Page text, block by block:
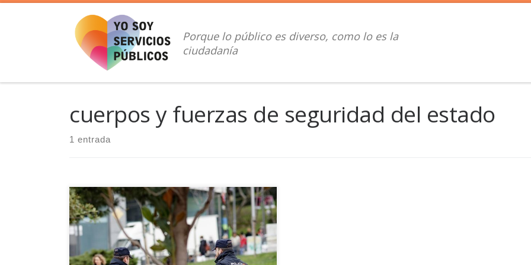
Saltar al contenido
Porque lo público es diverso, como lo es la
ciudadanía
cuerpos y fuerzas de seguridad del estado
1 entrada
Daniel Wagman, reconocido activista, se colocó en
2006 frente a representantes de los grandes
servicios policiales de España para decirles que,
como buena parte de la sociedad, ellos también
eran racistas. Los agentes en la sala, indignados, lo